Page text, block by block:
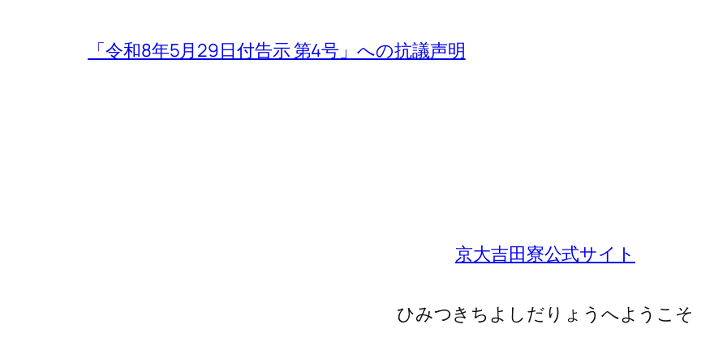
「令和8年5月29日付告示 第4号」への抗議声明
京大吉田寮公式サイト
ひみつきちよしだりょうへようこそ